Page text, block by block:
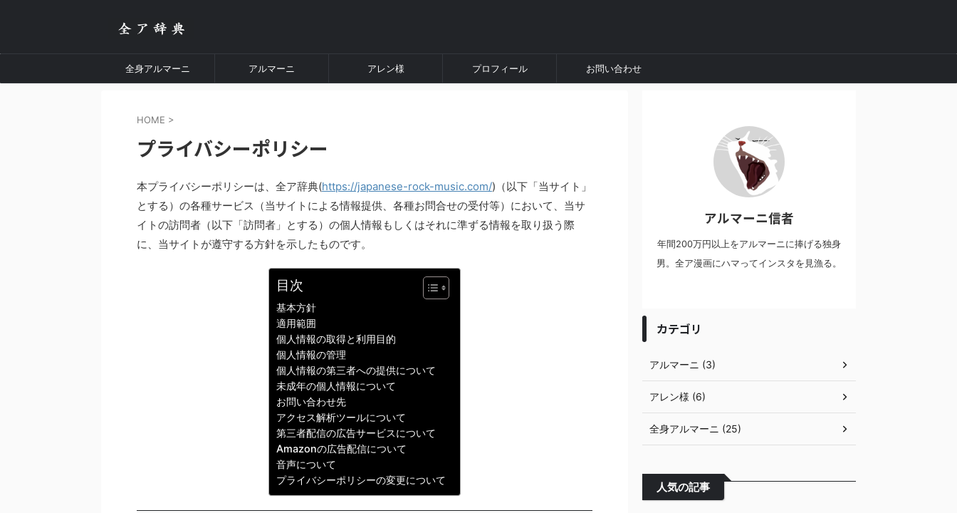
全身アルマーニ アルマーニ アレン様 プロフィール お問い合わせ
HOME >
プライバシーポリシー
本プライバシーポリシーは、全ア辞典(https://japanese-rock-music.com/)（以下「当サイト」
とする）の各種サービス（当サイトによる情報提供、各種お問合せの受付等）において、当サ
イトの訪問者（以下「訪問者」とする）の個人情報もしくはそれに準ずる情報を取り扱う際
に、当サイトが遵守する方針を示したものです。
目次
基本方針
適用範囲
個人情報の取得と利用目的
個人情報の管理
個人情報の第三者への提供について
未成年の個人情報について
お問い合わせ先
アクセス解析ツールについて
第三者配信の広告サービスについて
Amazonの広告配信について
音声について
プライバシーポリシーの変更について
アルマーニ信者
年間200万円以上をアルマーニに捧げる独身
男。全ア漫画にハマってインスタを見漁る。
カテゴリ
アルマーニ (3)
アレン様 (6)
全身アルマーニ (25)
人気の記事